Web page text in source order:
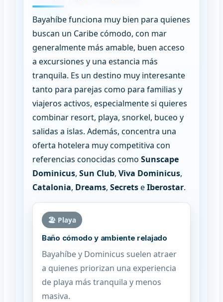
Bayahíbe funciona muy bien para quienes
buscan un Caribe cómodo, con mar
generalmente más amable, buen acceso
a excursiones y una estancia más
tranquila. Es un destino muy interesante
tanto para parejas como para familias y
viajeros activos, especialmente si quieres
combinar resort, playa, snorkel, buceo y
salidas a islas. Además, concentra una
oferta hotelera muy competitiva con
referencias conocidas como Sunscape
Dominicus, Sun Club, Viva Dominicus,
Catalonia, Dreams, SecretseIberostar.
🏖️ Playa
Baño cómodo y ambiente relajado
Bayahíbe y Dominicus suelen atraer
a quienes priorizan una experiencia
de playa más tranquila y menos
masiva.